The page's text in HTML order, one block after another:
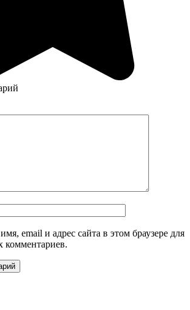
email и адрес сайта в этом браузере для